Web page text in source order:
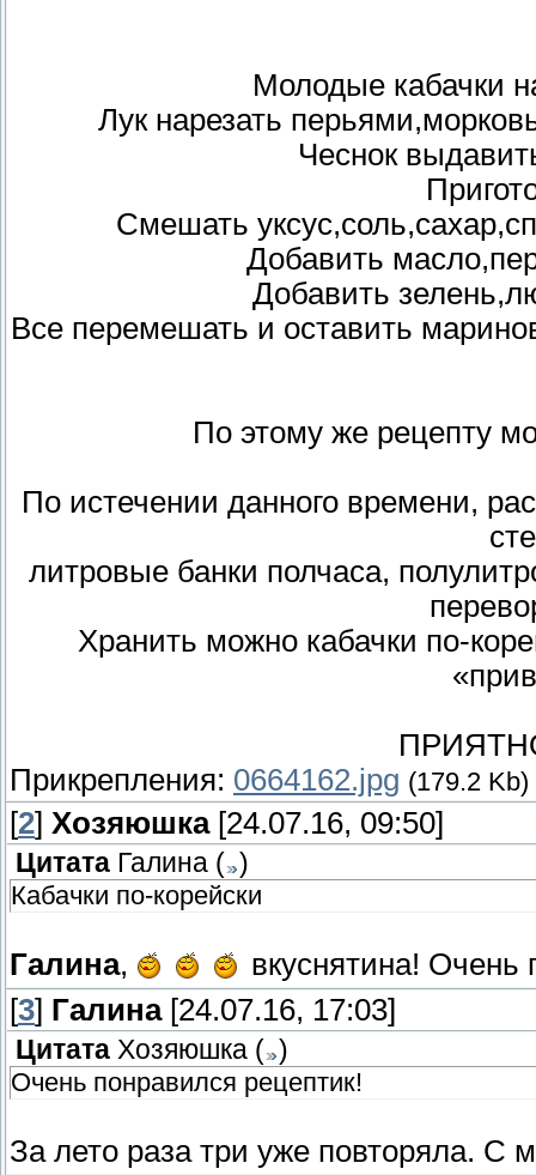
Молодые кабачки
Лук нарезать
Чеснок
Смешать
Добавить
Добавить
Все перемешать и оставить
По этому же рецепту
По истечении данного времени,
литровые банки полчаса,
Хранить можно кабачки по-
Прикрепления: 0664162.jpg (179.2 Kb)
[2] Хозяюшка[24.07.16, 09:50]
Цитата Галина ( )
Кабачки по-корейски
Галина,
вкуснятина! Очень
[3] Галина[24.07.16, 17:03]
Цитата Хозяюшка ( )
Очень понравился рецептик!
За лето раза три уже повторяла. С